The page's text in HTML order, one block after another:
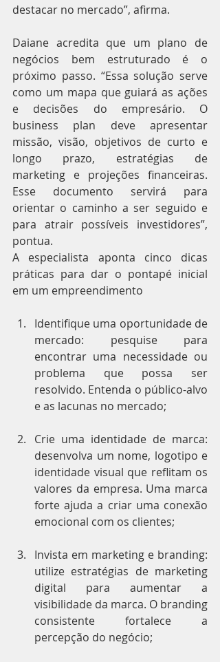
destacar no mercado”, afirma.
Daiane acredita que um plano de
negócios bem estruturado é o
próximo passo. “Essa solução serve
como um mapa que guiará as ações
e decisões do empresário. O
business plan deve apresentar
missão, visão, objetivos de curto e
longo prazo, estratégias de
marketing e projeções financeiras.
Esse documento servirá para
orientar o caminho a ser seguido e
para atrair possíveis investidores”,
pontua.
A especialista aponta cinco dicas
práticas para dar o pontapé inicial
em um empreendimento
Identifique uma oportunidade de
mercado: pesquise para
encontrar uma necessidade ou
problema que possa ser
resolvido. Entenda o público-alvo
e as lacunas no mercado;
Crie uma identidade de marca:
desenvolva um nome, logotipo e
identidade visual que reflitam os
valores da empresa. Uma marca
forte ajuda a criar uma conexão
emocional com os clientes;
Invista em marketing e branding:
utilize estratégias de marketing
digital para aumentar a
visibilidade da marca. O branding
consistente fortalece a
percepção do negócio;